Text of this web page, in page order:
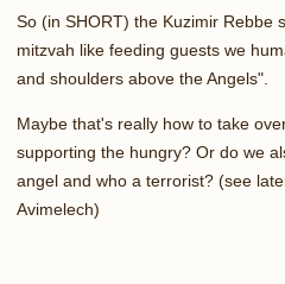
So (in SHORT) the Kuzimir Rebbe
mitzvah like feeding guests we
and shoulders above the Angels".
Maybe that's really how to take
supporting the hungry? Or do we
angel and who a terrorist? (see
Avimelech)